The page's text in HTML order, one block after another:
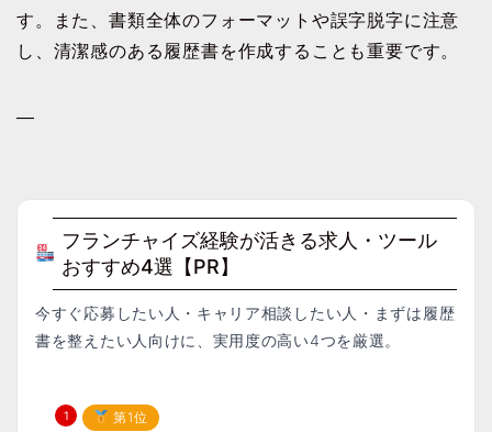
す。また、書類全体のフォーマットや誤字脱字に注意
し、清潔感のある履歴書を作成することも重要です。
—
フランチャイズ経験が活きる求人・ツール
おすすめ4選【PR】
今すぐ応募したい人・キャリア相談したい人・まずは履歴
書を整えたい人向けに、実用度の高い4つを厳選。
第1位